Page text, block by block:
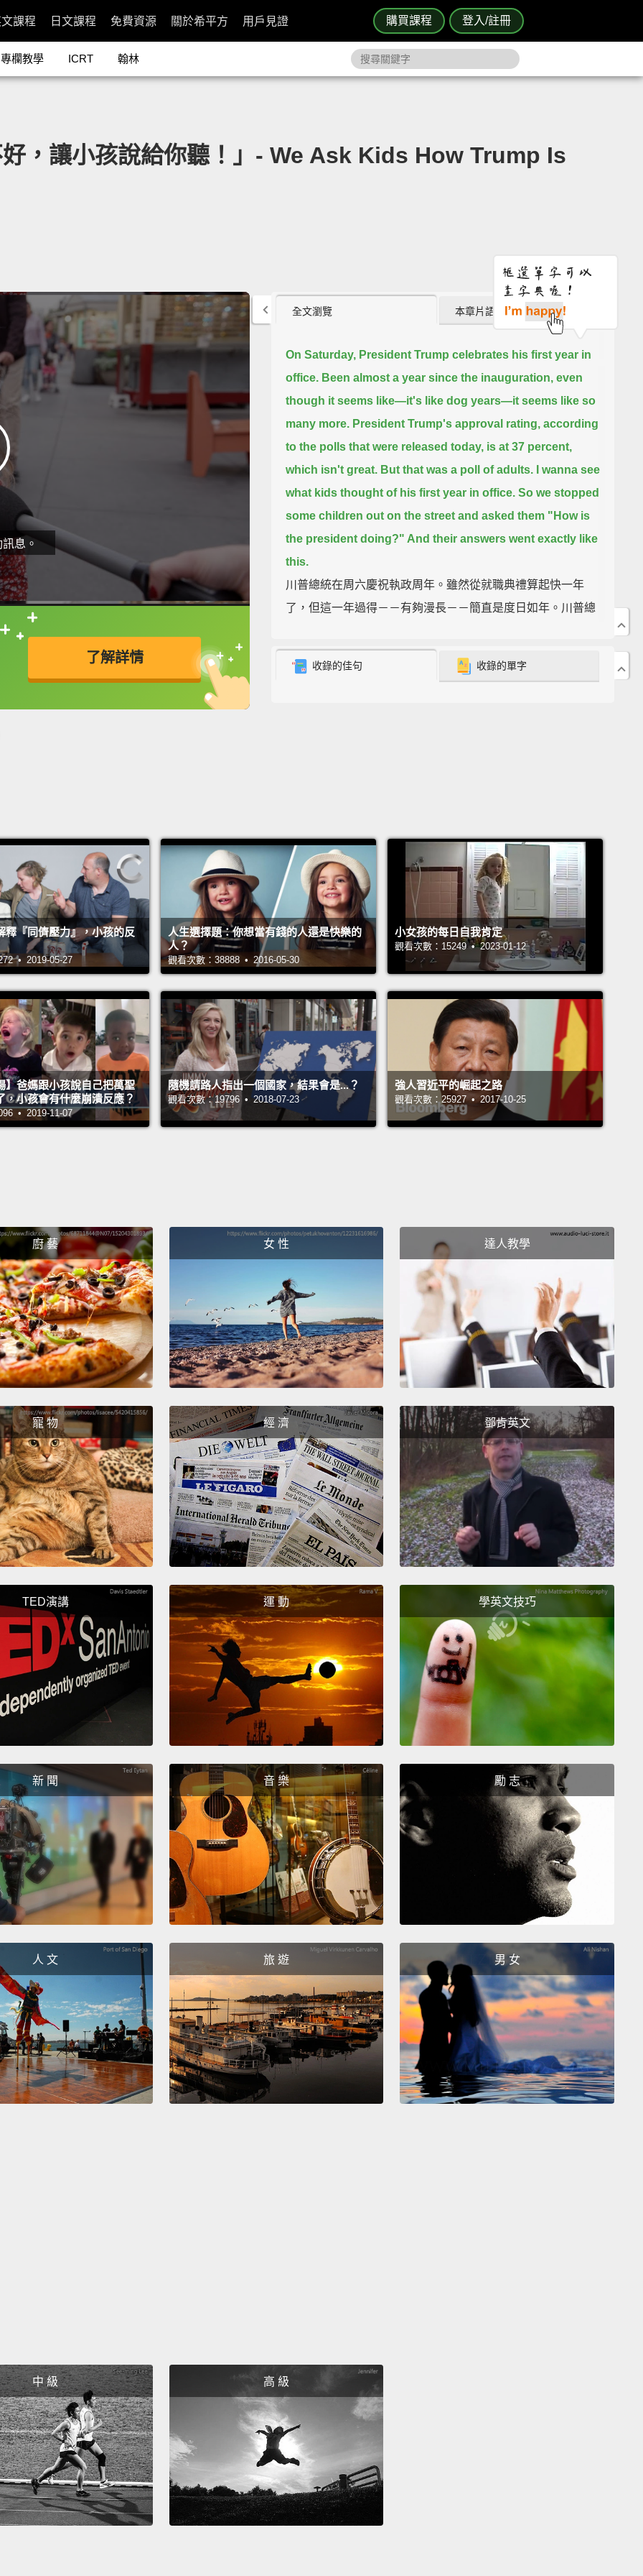
購買課程 登入/註冊
課程 日文課程 免費資源 關於希平方 用戶見證
專欄教學 ICRT 翰林
，讓小孩說給你聽！」- We Ask Kids How Trump Is
息。
了解詳情
接查字典喔！
英
全文瀏覽 本章片語 (3)
On Saturday, President Trump celebrates his first year in
office. Been almost a year since the inauguration, even
though it seems like—it's like dog years—it seems like so
many more. President Trump's approval rating, according
to the polls that were released today, is at 37 percent,
which isn't great. But that was a poll of adults. I wanna see
what kids thought of his first year in office. So we stopped
some children out on the street and asked them "How is
the president doing?" And their answers went exactly like
this.
川普總統在周六慶祝執政周年。雖然從就職典禮算起快一年
了，但這一年過得－－有夠漫長－－簡直是度日如年。川普總
是。但這是大人的民調。我倒想看看小孩對川普當總統的第一
年有什麼想法。於是我們在街上攔了些小孩，然後問他們「總
office?
你覺得川普執政的第一年做得怎麼樣？
Great.
很棒。
What do you think he's done that's so great?
To save the world.
拯救世界。
He saved the world?
From what?
他拯救世界？免於什麼？
妳覺得唐納‧川普當總統的第一年當得如何？
No.
不好。
Why not?
為什麼不好？
love going to Mexico.
因為他想要在墨西哥邊境築一道牆，可是我很愛去墨西哥。
What's the first thing you think of when I say Donald
Trump?
一說到唐納·川普你第一個會想到什麼？
Small fingers and orange face.
What's the worst thing he's done?
你覺得他做過最糟糕的事是什麼？
I think he needs to stop threatening North Korea.
我覺得他不該再繼續威脅北韓了。
Why?
Because I don't want to get nuked.
因為我不想被核彈炸。
What's the first thing you think of when you hear Donald
Trump?
一聽到唐納·川普妳第一個會想到什麼？
照片。
Pictures of what?
什麼的照片？
A princess.
公主的照片。
smart.
他對別人不好，所以我不覺得他聰明。
What's one nice thing you can say about Donald Trump?
要你講一個唐納·川普的優點，你會說什麼？
He has kind of cool hair, I think.
他髮型滿酷的，我覺得啦。
收錄的佳句 收錄的單字
釋『同儕壓力』，小孩的反
• 2019-05-27
人生選擇題：你想當有錢的人還是快樂的
人？
觀看次數：38888 • 2016-05-30
小女孩的每日自我肯定
觀看次數：15249 • 2023-01-12
】爸媽跟小孩說自己把萬聖
，小孩會有什麼崩潰反應？
• 2019-11-07
隨機請路人指出一個國家，結果會是...？
觀看次數：19796 • 2018-07-23
強人習近平的崛起之路
觀看次數：25927 • 2017-10-25
廚 藝 女 性 達人教學
寵 物 經 濟 鄧肯英文
TED演講 運 動 學英文技巧
新 聞 音 樂 勵 志
人 文 旅 遊 男 女
中 級 高 級